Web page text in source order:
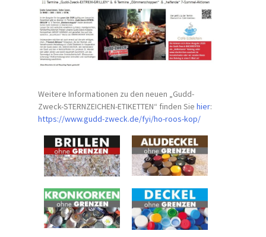
Weitere Informationen zu den neuen „Gudd-
Zweck-STERNZEICHEN-ETIKETTEN“ finden Siehier:
https://www.gudd-zweck.de/fyi/ho-roos-kop/